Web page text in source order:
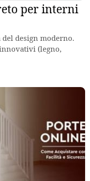
per interni
del design moderno.
(legno,